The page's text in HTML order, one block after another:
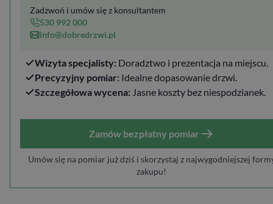
Wizyta specjalisty: Doradztwo i prezentacja na miejscu.
Precyzyjny pomiar: Idealne dopasowanie drzwi.
Szczegółowa wycena: Jasne koszty bez niespodzianek.
Zadzwoń i umów się z konsultantem
530 992 000
info@dobredrzwi.pl
Zamów bezpłatny pomiar
Umów się na pomiar już dziś i skorzystaj z najwygodniejszej
zakupu!